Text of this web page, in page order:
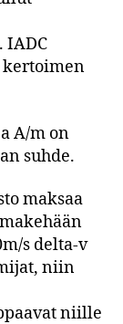
IADC
A/m on
suhde.
maksaa
s delta-v
niin
niille